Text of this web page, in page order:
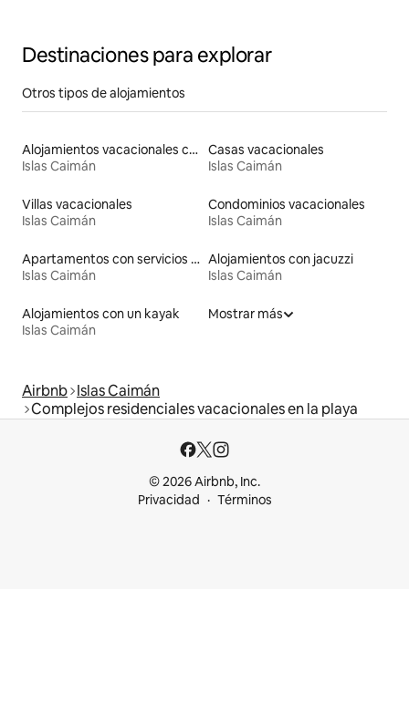
Destinaciones para explorar
Otros tipos de alojamientos
Alojamientos vacacionales con piscina
Islas Caimán
Casas vacacionales
Islas Caimán
Villas vacacionales
Islas Caimán
Condominios vacacionales
Islas Caimán
Apartamentos con servicios incluidos vacacionales
Islas Caimán
Alojamientos con jacuzzi
Islas Caimán
Alojamientos con un kayak
Islas Caimán
Mostrar más
Airbnb Islas Caimán
Complejos residenciales vacacionales en la playa
© 2026 Airbnb, Inc.
Privacidad
Términos